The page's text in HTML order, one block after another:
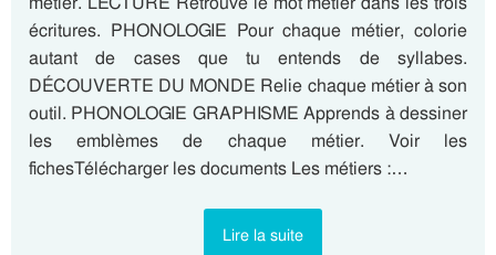
écritures. PHONOLOGIE Pour chaque métier, colorie
autant de cases que tu entends de syllabes.
DÉCOUVERTE DU MONDE Relie chaque métier à son
outil. PHONOLOGIE GRAPHISME Apprends à dessiner
les emblèmes de chaque métier. Voir les
fichesTélécharger les documents Les métiers :…
Lire la suite